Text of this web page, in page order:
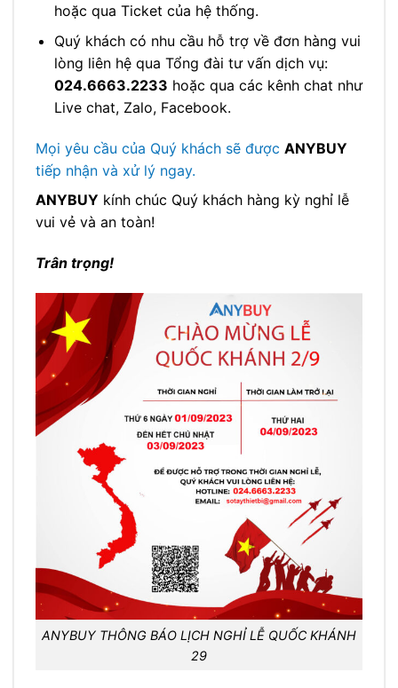
hoặc qua Ticket của hệ thống.
Quý khách có nhu cầu hỗ trợ về đơn hàng vui
lòng liên hệ qua Tổng đài tư vấn dịch vụ:
024.6663.2233 hoặc qua các kênh chat như
Live chat, Zalo, Facebook.
Mọi yêu cầu của Quý khách sẽ được ANYBUY
tiếp nhận và xử lý ngay.
ANYBUY kính chúc Quý khách hàng kỳ nghỉ lễ
vui vẻ và an toàn!
Trân trọng!
ANYBUY THÔNG BÁO LỊCH NGHỈ LỄ QUỐC KHÁNH
29